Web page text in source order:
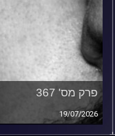
פרק מס' 367
19/07/2026